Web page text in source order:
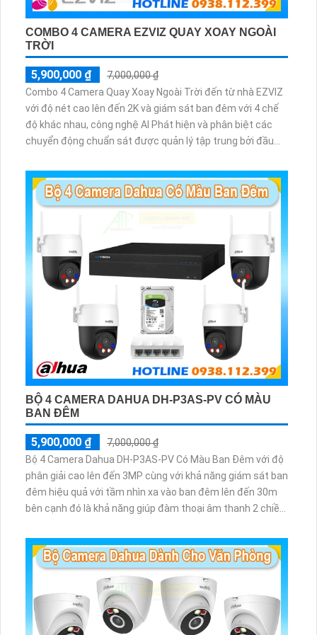
COMBO 4 CAMERA EZVIZ QUAY XOAY NGOÀI
TRỜI
5,900,000 ₫
7,000,000 ₫
Combo 4 Camera Quay Xoay Ngoài Trời đến từ nhà EZVIZ
với độ nét cao lên đến 2K và giám sát ban đêm với 4 chế
độ khác nhau, công nghệ AI Phát hiện và phân biệt các
chuyển động chuẩn sát được quản lý tập trung bởi đầu
BỘ 4 CAMERA DAHUA DH-P3AS-PV CÓ MÀU
BAN ĐÊM
5,900,000 ₫
7,000,000 ₫
Bộ 4 Camera Dahua DH-P3AS-PV Có Màu Ban Đêm với độ
phân giải cao lên đến 3MP cùng với khả năng giám sát ban
đêm hiệu quả với tầm nhìn xa vào ban đêm lên đến 30m
bên cạnh đó là khả năng giúp đàm thoại âm thanh 2 chiều